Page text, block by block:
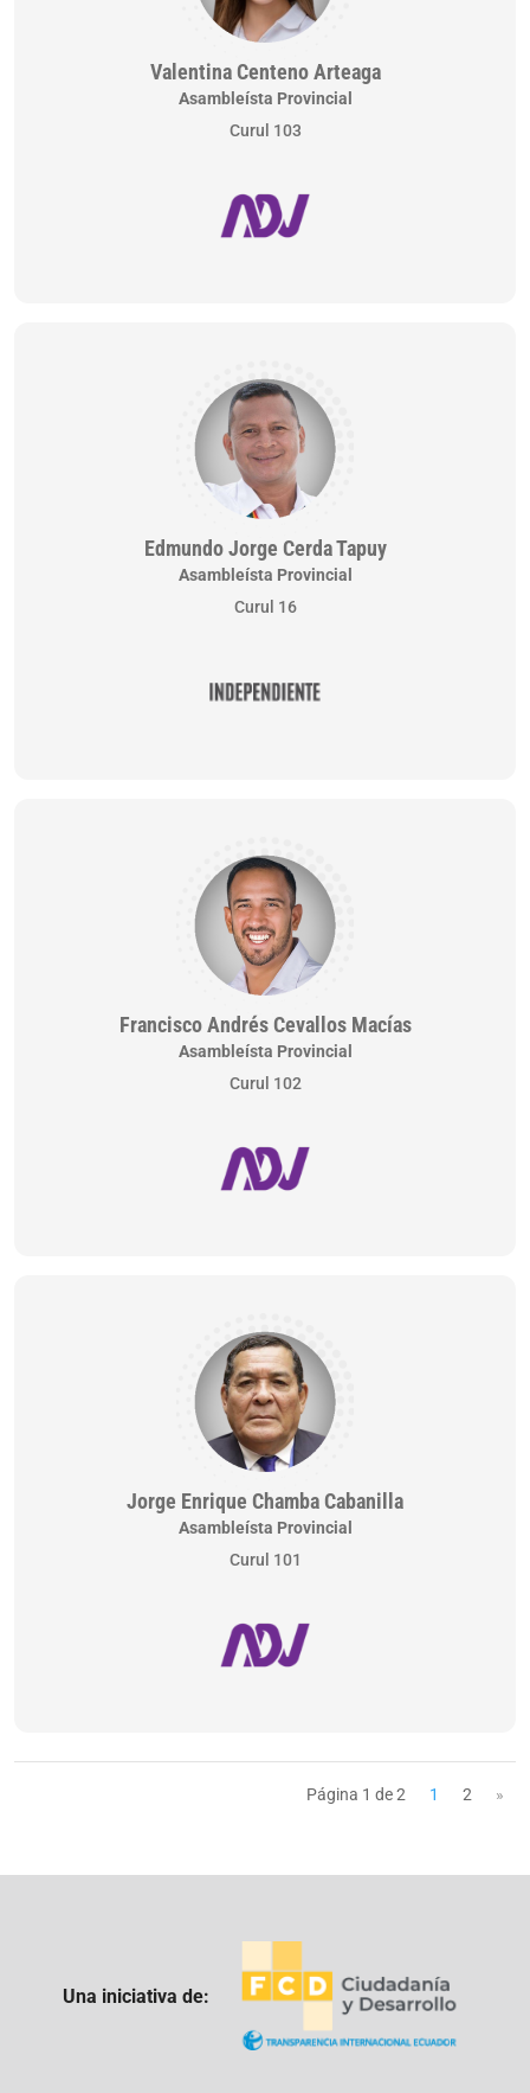
Valentina Centeno Arteaga
Asambleísta Provincial
Curul 103
Edmundo Jorge Cerda Tapuy
Asambleísta Provincial
Curul 16
Francisco Andrés Cevallos Macías
Asambleísta Provincial
Curul 102
Jorge Enrique Chamba Cabanilla
Asambleísta Provincial
Curul 101
Página 1 de 2 1 2 »
Una iniciativa de: